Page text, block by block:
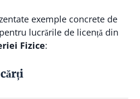
exemple concrete de
lucrările de licență din
Fizice: